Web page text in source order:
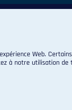
Web.
à notre utilisation